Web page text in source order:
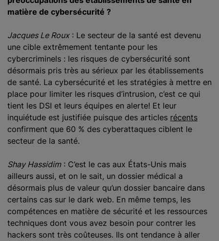
matière de cybersécurité ?
Jacques Le Roux: Le secteur de la santé est devenu
une cible extrêmement tentante pour les
cybercriminels : les risques de cybersécurité sont
désormais pris très au sérieux par les établissements
de santé. La cybersécurité et les stratégies à mettre en
place pour limiter les risques d’intrusion, c’est ce qui
tient les DSI et leurs équipes en alerte! Et leur
inquiétude est justifiée puisque des articles récents
confirment que 60 % des cyberattaques ciblent le
secteur de la santé.
Shay Hassidim: C’est le cas aux États-Unis mais
ailleurs aussi, et on le sait, un dossier médical a
désormais plus de valeur qu’un dossier bancaire dans
certains cas sur le dark web. En même temps, les
compétences en matière de sécurité et les ressources
techniques dont vous avez besoin pour contrer les
hackers sont très coûteuses. Ils ont tendance à aller